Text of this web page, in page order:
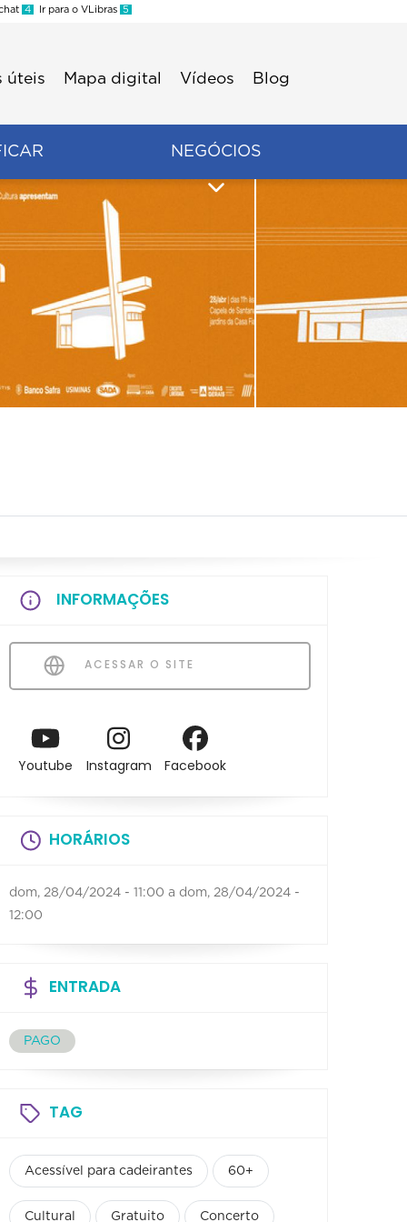
4 Ir para o VLibras 5
úteis Mapa digital Vídeos Blog
NEGÓCIOS
INFORMAÇÕES
ACESSAR O SITE
Youtube Instagram Facebook
HORÁRIOS
dom, 28/04/2024 - 11:00 a dom, 28/04/2024 -
12:00
ENTRADA
PAGO
TAG
Acessível para cadeirantes 60+
Cultural Gratuito Concerto